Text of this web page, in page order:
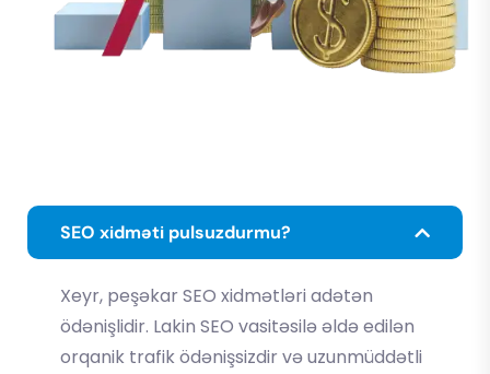
SEO xidməti pulsuzdurmu?
Xeyr, peşəkar SEO xidmətləri adətən
ödənişlidir. Lakin SEO vasitəsilə əldə edilən
orqanik trafik ödənişsizdir və uzunmüddətli